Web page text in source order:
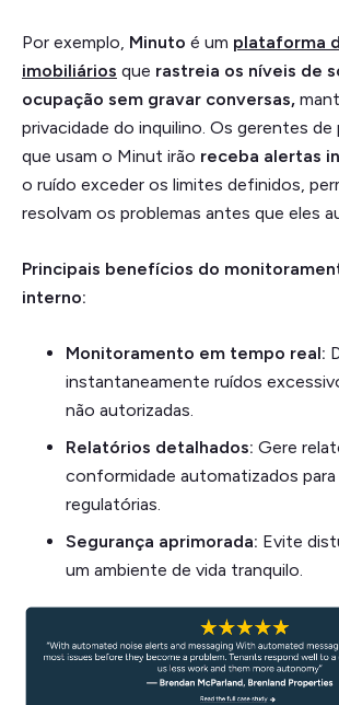
Por exemplo, Minuto é um plataforma
imobiliários que rastreia os níveis de
ocupação sem gravar conversas,
privacidade do inquilino. Os gerentes de
que usam o Minut irão receba alertas
o ruído exceder os limites definidos,
resolvam os problemas antes que eles
Principais benefícios do
interno:
Monitoramento em tempo real:
instantaneamente ruídos
não autorizadas.
Relatórios detalhados: Gere
conformidade automatizados para
regulatórias.
Segurança aprimorada: Evite
um ambiente de vida tranquilo.